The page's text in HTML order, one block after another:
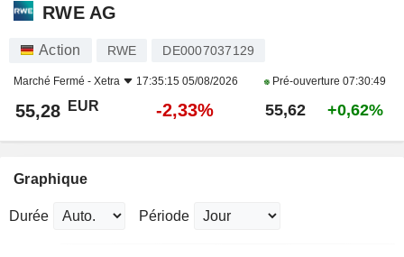
RWE AG
Action RWE DE0007037129
Marché Fermé - Xetra 17:35:15 05/08/2026 Pré-ouverture 07:30:49
55,28 EUR -2,33% 55,62 +0,62%
Graphique
Durée Période